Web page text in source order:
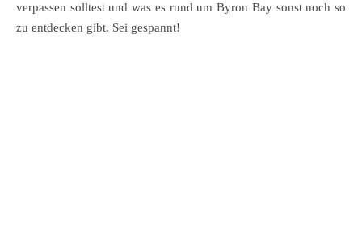
verpassen solltest und was es rund um Byron Bay sonst noch so
zu entdecken gibt. Sei gespannt!